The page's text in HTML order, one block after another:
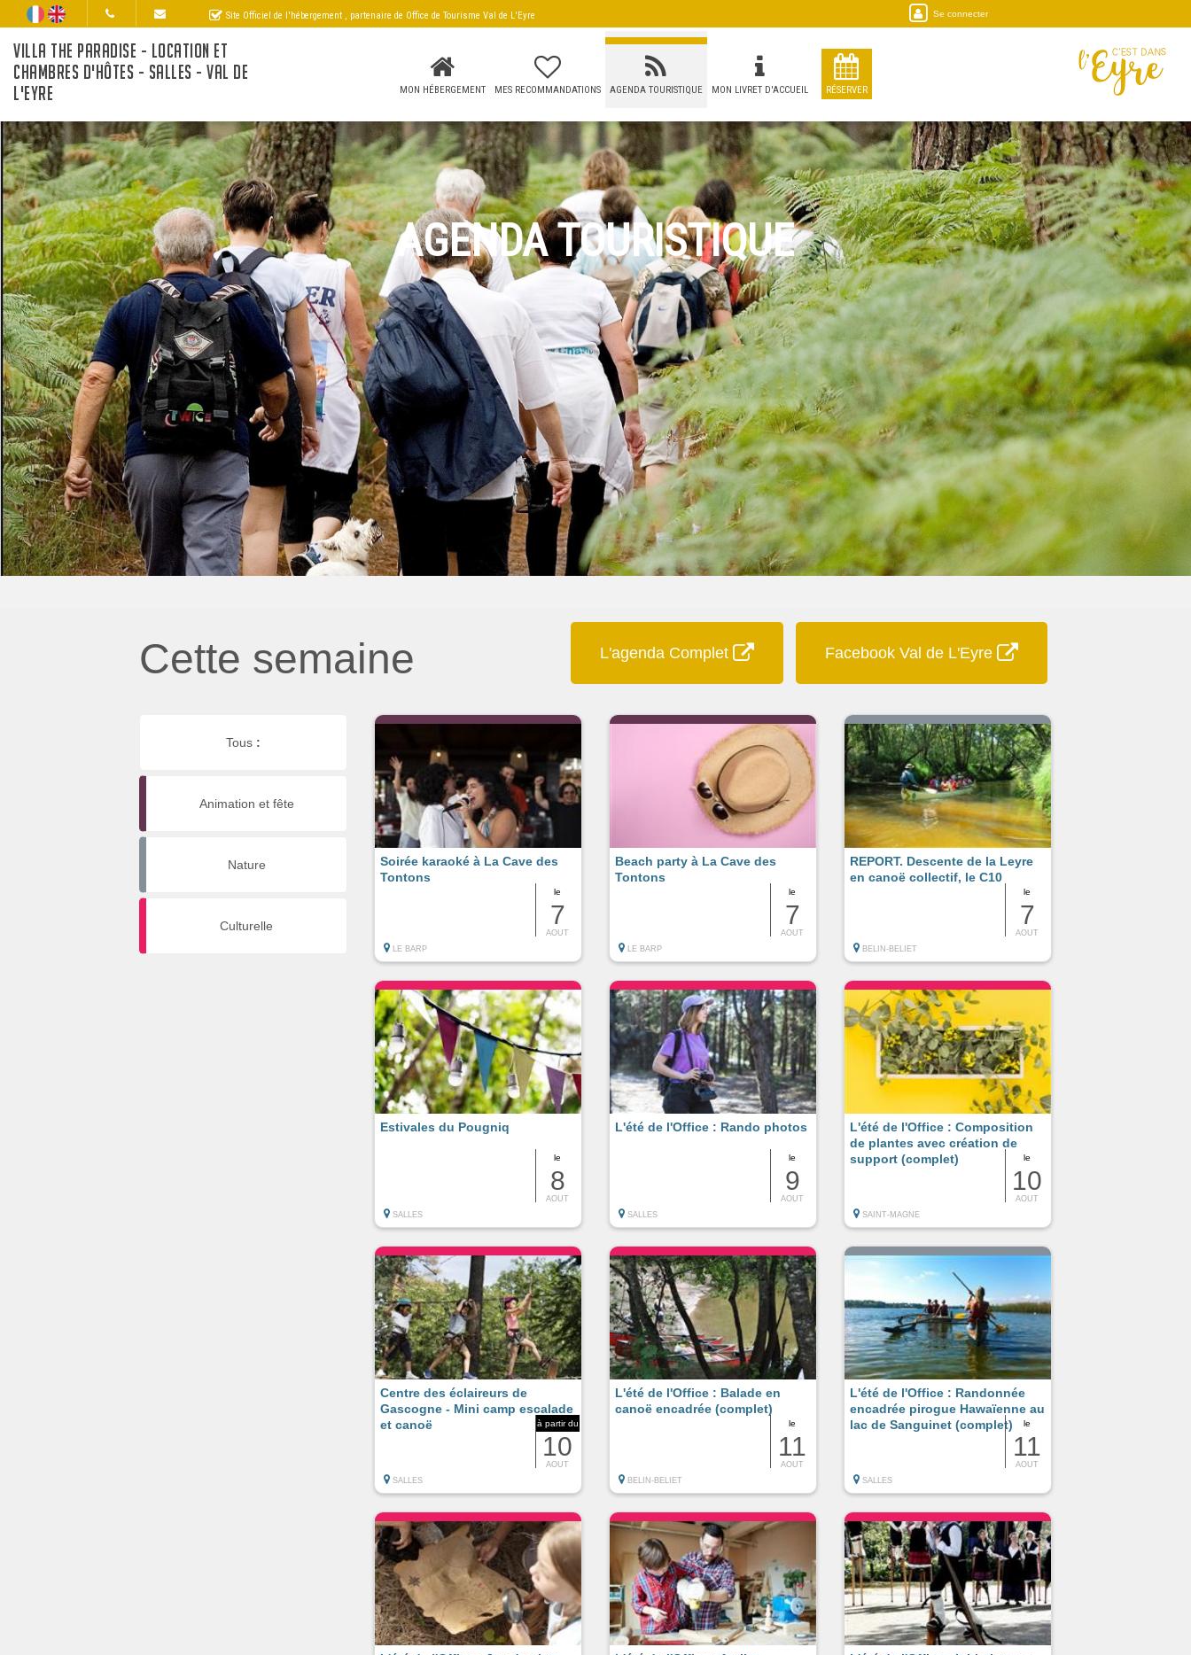
Site Officiel de l'hébergement , partenaire de Office de Tourisme Val de L'Eyre Se connecter
VILLA THE PARADISE - LOCATION ET
CHAMBRES D'HÔTES - SALLES - VAL DE
L'EYRE
MON HÉBERGEMENT MES RECOMMANDATIONS AGENDA TOURISTIQUE MON LIVRET D'ACCUEIL RÉSERVER
AGENDA TOURISTIQUE
Cette semaine L'agenda Complet Facebook Val de L'Eyre
Tous :
Animation et fête
Nature
Culturelle
le
7
AOUT
Soirée karaoké à La Cave des
Tontons
LE BARP
le
7
AOUT
Beach party à La Cave des
Tontons
LE BARP
le
7
AOUT
REPORT. Descente de la Leyre
en canoë collectif, le C10
BELIN-BELIET
le
8
AOUT
Estivales du Pougniq
SALLES
le
9
AOUT
L'été de l'Office : Rando photos
SALLES
le
10
AOUT
L'été de l'Office : Composition
de plantes avec création de
support (complet)
SAINT-MAGNE
à partir du
10
AOUT
Centre des éclaireurs de
Gascogne - Mini camp escalade
et canoë
SALLES
le
11
AOUT
L'été de l'Office : Balade en
canoë encadrée (complet)
BELIN-BELIET
le
11
AOUT
L'été de l'Office : Randonnée
encadrée pirogue Hawaïenne au
lac de Sanguinet (complet)
SALLES